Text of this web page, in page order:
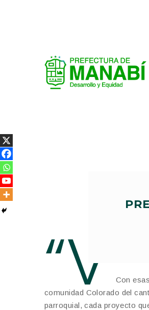
“V
amos a
Con
comunidad Colorado del
parroquial, cada proyecto